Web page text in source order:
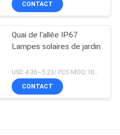
CONTACT
Quai de l'allée IP67
Lampes solaires de jardin
CONTACT